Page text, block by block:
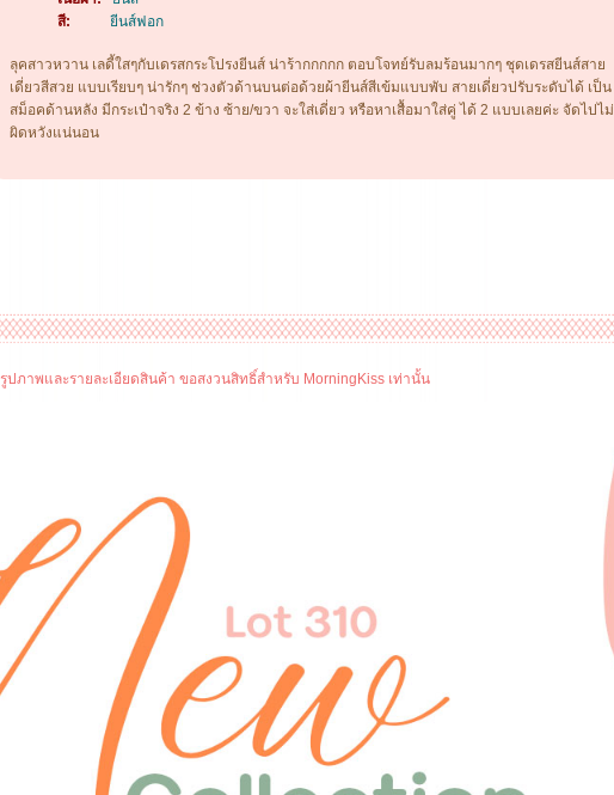
สี:
ยีนส์ฟอก
ลุคสาวหวาน เลดี้ใสๆกับเดรสกระโปรงยีนส์ น่าร้ากกกกก ตอบโจทย์รับลมร้อนมากๆ ชุดเดรสยีนส์สาย
เดี่ยวสีสวย แบบเรียบๆ น่ารักๆ ช่วงตัวด้านบนต่อด้วยผ้ายีนส์สีเข้มแบบพับ สายเดี่ยวปรับระดับได้ เป็น
สม็อคด้านหลัง มีกระเป๋าจริง 2 ข้าง ซ้าย/ขวา จะใส่เดี่ยว หรือหาเสื้อมาใส่คู่ ได้ 2 แบบเลยค่ะ จัดไปไม่
ผิดหวังแน่นอน
รูปภาพและรายละเอียดสินค้า ขอสงวนสิทธิ์สำหรับ MorningKiss เท่านั้น